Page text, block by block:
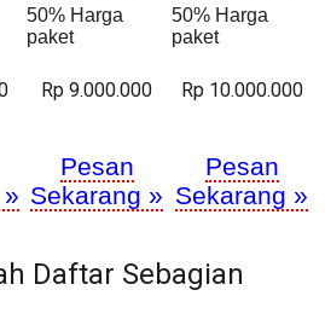
50% Harga
paket
50% Harga
paket
Rp 9.000.000 Rp 10.000.000
Pesan
Sekarang »
Pesan
Sekarang »
Daftar Sebagian